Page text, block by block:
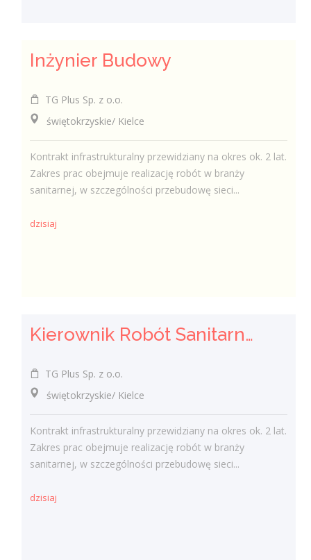
Inżynier Budowy
TG Plus Sp. z o.o.
świętokrzyskie/ Kielce
Kontrakt infrastrukturalny przewidziany na okres ok. 2 lat.
Zakres prac obejmuje realizację robót w branży
sanitarnej, w szczególności przebudowę sieci...
dzisiaj
Kierownik Robót Sanitarnych
TG Plus Sp. z o.o.
świętokrzyskie/ Kielce
Kontrakt infrastrukturalny przewidziany na okres ok. 2 lat.
Zakres prac obejmuje realizację robót w branży
sanitarnej, w szczególności przebudowę sieci...
dzisiaj